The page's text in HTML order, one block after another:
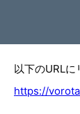
以下のURLに
https://